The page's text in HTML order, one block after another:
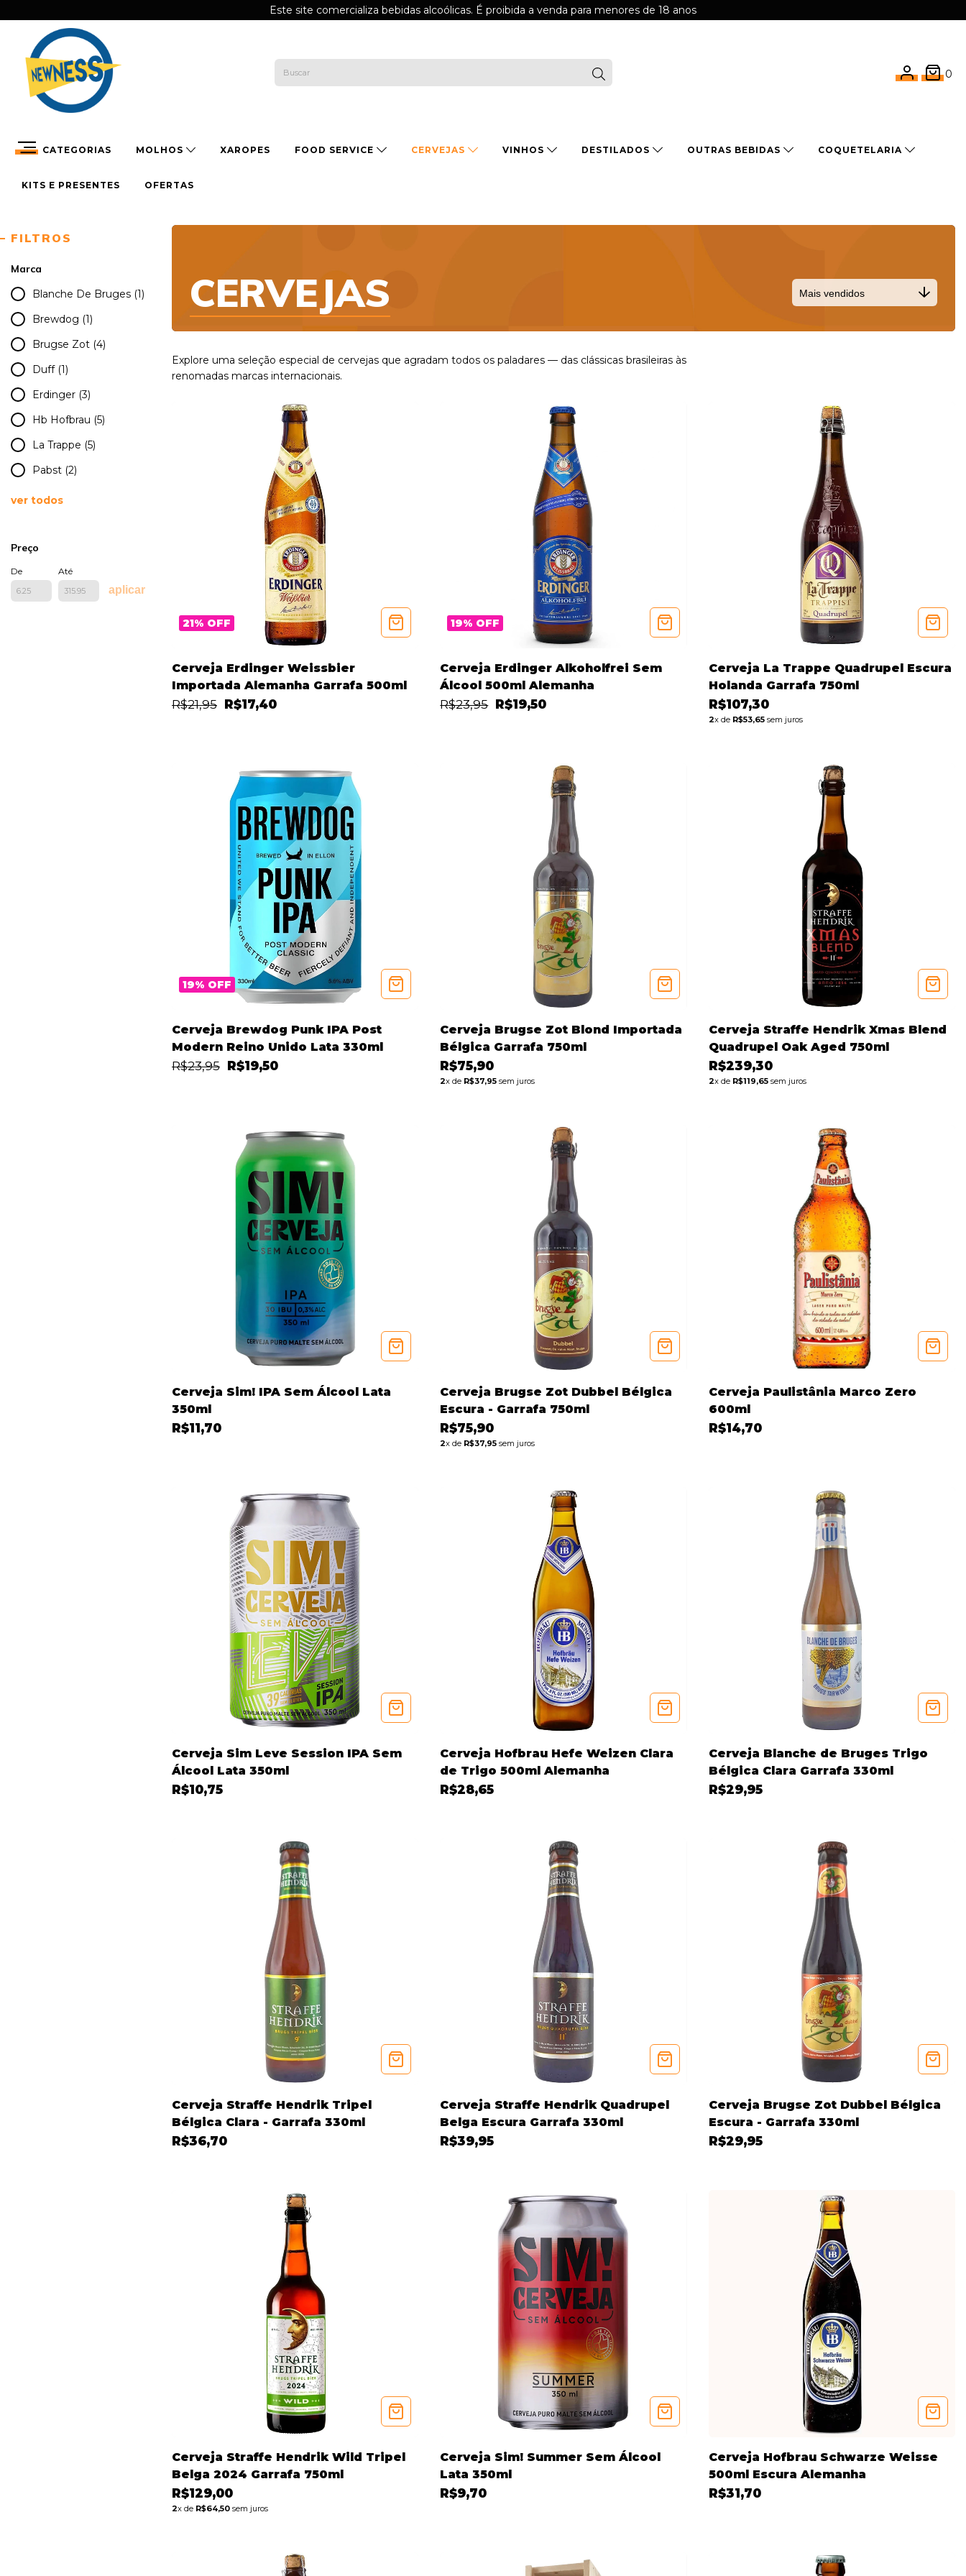
Este site comercializa bebidas alcoólicas. É proibida a venda para menores de 18 anos
0
CATEGORIAS MOLHOS XAROPES FOOD SERVICE CERVEJAS VINHOS DESTILADOS OUTRAS BEBIDAS COQUETELARIA
KITS E PRESENTES OFERTAS
FILTROS
Marca
Blanche De Bruges (1)
Brewdog (1)
Brugse Zot (4)
Duff (1)
Erdinger (3)
Hb Hofbrau (5)
La Trappe (5)
Pabst (2)
ver todos
Preço
De Até
aplicar
CERVEJAS
Explore uma seleção especial de cervejas que agradam todos os paladares — das clássicas brasileiras às
renomadas marcas internacionais.
21% OFF
Cerveja Erdinger Weissbier
Importada Alemanha Garrafa 500ml
R$21,95 R$17,40
19% OFF
Cerveja Erdinger Alkoholfrei Sem
Álcool 500ml Alemanha
R$23,95 R$19,50
Cerveja La Trappe Quadrupel Escura
Holanda Garrafa 750ml
R$107,30
2x de R$53,65sem juros
19% OFF
Cerveja Brewdog Punk IPA Post
Modern Reino Unido Lata 330ml
R$23,95 R$19,50
Cerveja Brugse Zot Blond Importada
Bélgica Garrafa 750ml
R$75,90
2x de R$37,95 sem juros
Cerveja Straffe Hendrik Xmas Blend
Quadrupel Oak Aged 750ml
R$239,30
2x de R$119,65sem juros
Cerveja Sim! IPA Sem Álcool Lata
350ml
R$11,70
Cerveja Brugse Zot Dubbel Bélgica
Escura - Garrafa 750ml
R$75,90
2x de R$37,95 sem juros
Cerveja Paulistânia Marco Zero
600ml
R$14,70
Cerveja Sim Leve Session IPA Sem
Álcool Lata 350ml
R$10,75
Cerveja Hofbrau Hefe Weizen Clara
de Trigo 500ml Alemanha
R$28,65
Cerveja Blanche de Bruges Trigo
Bélgica Clara Garrafa 330ml
R$29,95
Cerveja Straffe Hendrik Tripel
Bélgica Clara - Garrafa 330ml
R$36,70
Cerveja Straffe Hendrik Quadrupel
Belga Escura Garrafa 330ml
R$39,95
Cerveja Brugse Zot Dubbel Bélgica
Escura - Garrafa 330ml
R$29,95
Cerveja Straffe Hendrik Wild Tripel
Belga 2024 Garrafa 750ml
R$129,00
2x de R$64,50 sem juros
Cerveja Sim! Summer Sem Álcool
Lata 350ml
R$9,70
Cerveja Hofbrau Schwarze Weisse
500ml Escura Alemanha
R$31,70